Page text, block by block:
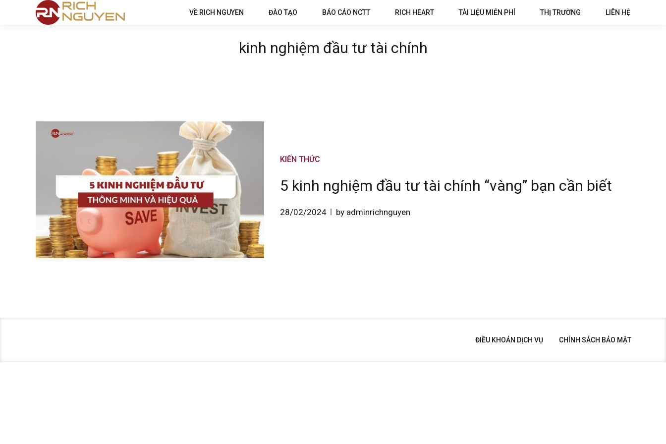
VỀ RICH NGUYEN ĐÀO TẠO BÁO CÁO NCTT RICH HEART TÀI LIỆU MIỄN PHÍ THỊ TRƯỜNG LIÊN HỆ
kinh nghiệm đầu tư tài chính
KIẾN THỨC
5 kinh nghiệm đầu tư tài chính “vàng” bạn cần biết
28/02/2024 by adminrichnguyen
ĐIỀU KHOẢN DỊCH VỤ CHÍNH SÁCH BẢO MẬT